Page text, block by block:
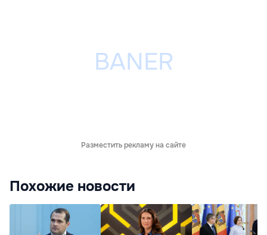
Разместить рекламу на сайте
Похожие новости